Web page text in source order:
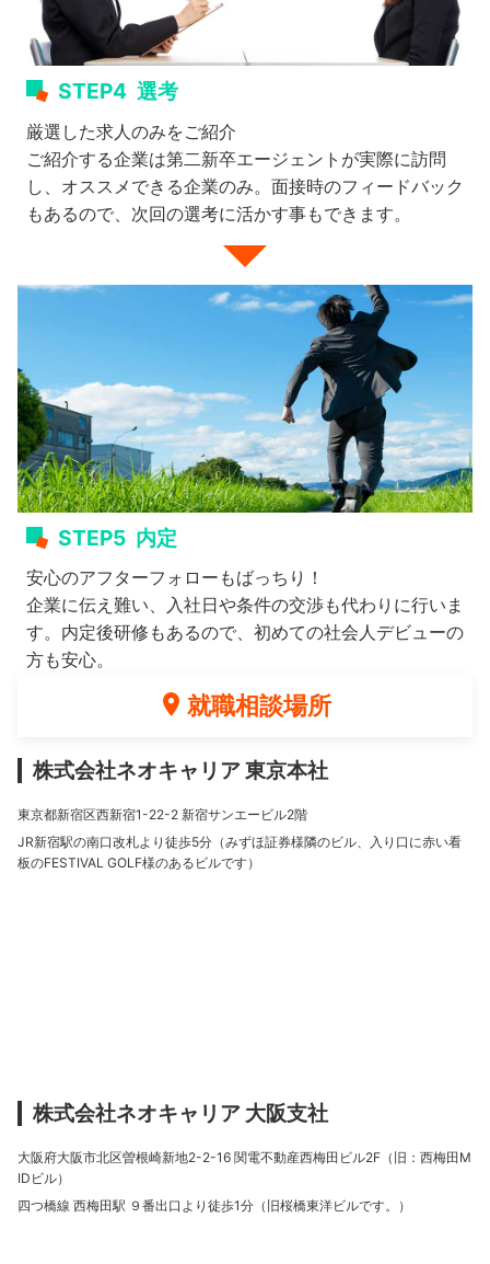
STEP4 選考
厳選した求人のみをご紹介
ご紹介する企業は第二新卒エージェントが実際に訪問
し、オススメできる企業のみ。面接時のフィードバック
もあるので、次回の選考に活かす事もできます。
STEP5 内定
安心のアフターフォローもばっちり！
企業に伝え難い、入社日や条件の交渉も代わりに行いま
す。内定後研修もあるので、初めての社会人デビューの
方も安心。
就職相談場所
株式会社ネオキャリア 東京本社
東京都新宿区西新宿1-22-2 新宿サンエービル2階
JR新宿駅の南口改札より徒歩5分（みずほ証券様隣のビル、入り口に赤い看
板のFESTIVAL GOLF様のあるビルです）
株式会社ネオキャリア 大阪支社
大阪府大阪市北区曽根崎新地2-2-16 関電不動産西梅田ビル2F（旧：西梅田M
IDビル）
四つ橋線 西梅田駅 ９番出口より徒歩1分（旧桜橋東洋ビルです。）